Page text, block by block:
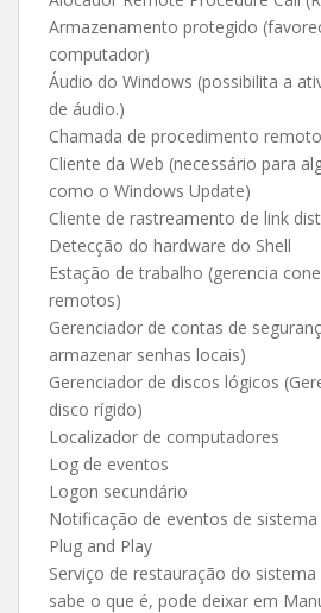
Armazenamento protegido
computador)
Áudio do Windows (possibilita a
de áudio.)
Chamada de procedimento remoto
Cliente da Web (necessário para
como o Windows Update)
Cliente de rastreamento de link
Detecção do hardware do Shell
Estação de trabalho (gerencia
remotos)
Gerenciador de contas de
armazenar senhas locais)
Gerenciador de discos lógicos
disco rígido)
Localizador de computadores
Log de eventos
Logon secundário
Notificação de eventos de sistema
Plug and Play
Serviço de restauração do
sabe o que é, pode deixar em